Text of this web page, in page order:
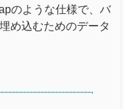
のような仕様で、バ
め込むためのデータ